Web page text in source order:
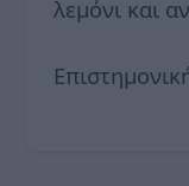
λεμόνι και